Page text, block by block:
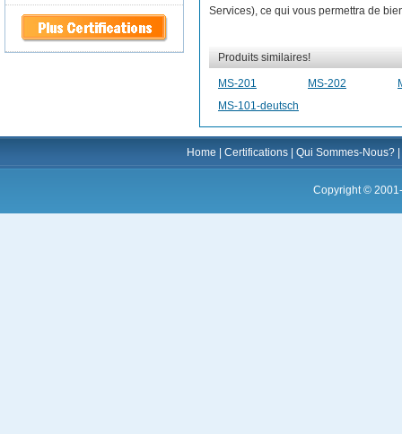
Services), ce qui vous permettra de
Produits similaires!
MS-201 MS-202
MS-101-deutsch
Home Certifications Qui Sommes-Nous?
Copyright ©